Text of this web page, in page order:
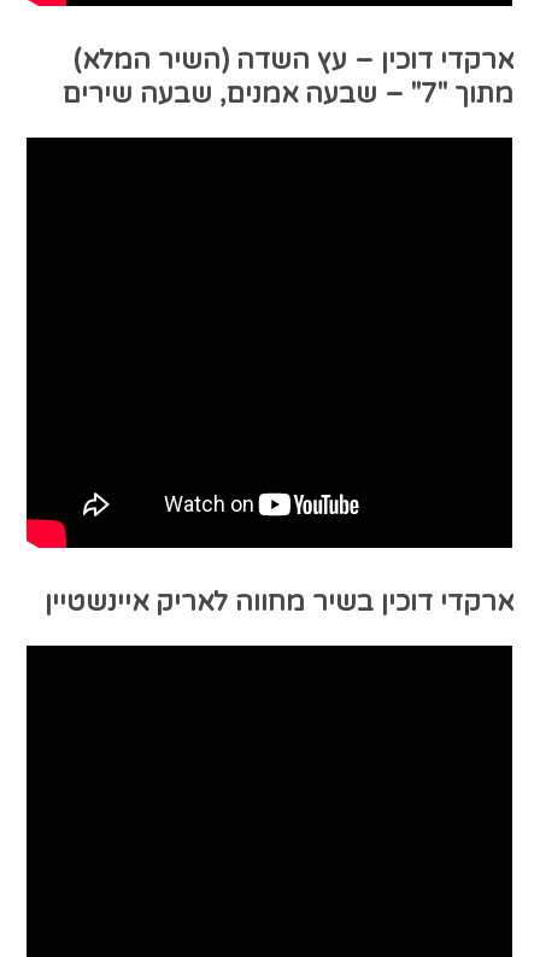
ארקדי דוכין – עץ השדה (השיר המלא)
מתוך "7" – שבעה אמנים, שבעה שירים
ארקדי דוכין בשיר מחווה לאריק איינשטיין